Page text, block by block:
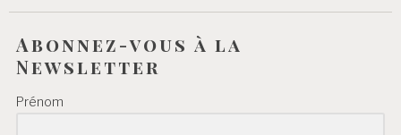
Abonnez-vous à la
Newsletter
Prénom